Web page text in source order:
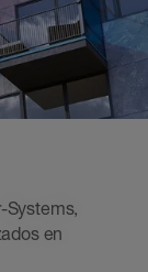
Systems,
en